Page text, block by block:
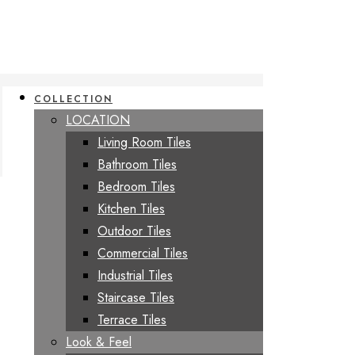
COLLECTION
LOCATION
Living Room Tiles
Bathroom Tiles
Bedroom Tiles
Kitchen Tiles
Outdoor Tiles
Commercial Tiles
Industrial Tiles
Staircase Tiles
Terrace Tiles
Look & Feel